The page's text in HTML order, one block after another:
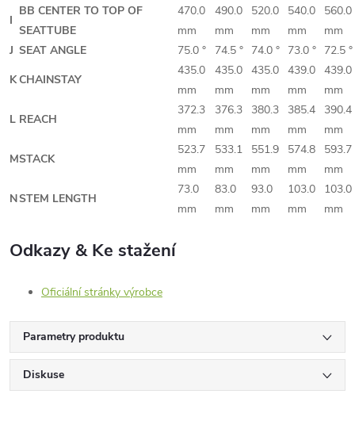
I
BB CENTER TO TOP OF
SEATTUBE
470.0
mm
490.0
mm
520.0
mm
540.0
mm
560.0
mm
J SEAT ANGLE 75.0 ° 74.5 ° 74.0 ° 73.0 ° 72.5 °
KCHAINSTAY
435.0
mm
435.0
mm
435.0
mm
439.0
mm
439.0
mm
L REACH
372.3
mm
376.3
mm
380.3
mm
385.4
mm
390.4
mm
MSTACK
523.7
mm
533.1
mm
551.9
mm
574.8
mm
593.7
mm
NSTEM LENGTH
73.0
mm
83.0
mm
93.0
mm
103.0
mm
103.0
mm
Odkazy & Ke stažení
Oficiální stránky výrobce
Parametry produktu
Diskuse